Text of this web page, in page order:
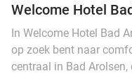
Welcome Hotel
In Welcome Hotel Bad
op zoek bent naar
centraal in Bad